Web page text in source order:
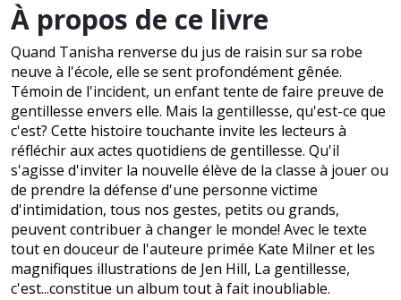
À propos de ce livre
Quand Tanisha renverse du jus de raisin sur sa robe
neuve à l'école, elle se sent profondément gênée.
Témoin de l'incident, un enfant tente de faire preuve de
gentillesse envers elle. Mais la gentillesse, qu'est-ce que
c'est? Cette histoire touchante invite les lecteurs à
réfléchir aux actes quotidiens de gentillesse. Qu'il
s'agisse d'inviter la nouvelle élève de la classe à jouer ou
de prendre la défense d'une personne victime
d'intimidation, tous nos gestes, petits ou grands,
peuvent contribuer à changer le monde! Avec le texte
tout en douceur de l'auteure primée Kate Milner et les
magnifiques illustrations de Jen Hill, La gentillesse,
c'est...constitue un album tout à fait inoubliable.